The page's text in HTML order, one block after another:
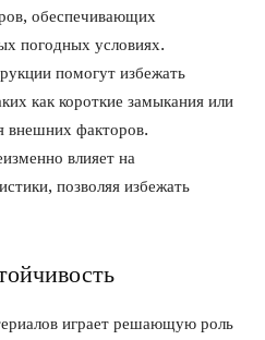
обеспечивающих
погодных условиях.
помогут избежать
как короткие замыкания или
внешних факторов.
влияет на
позволяя избежать
играет решающую роль